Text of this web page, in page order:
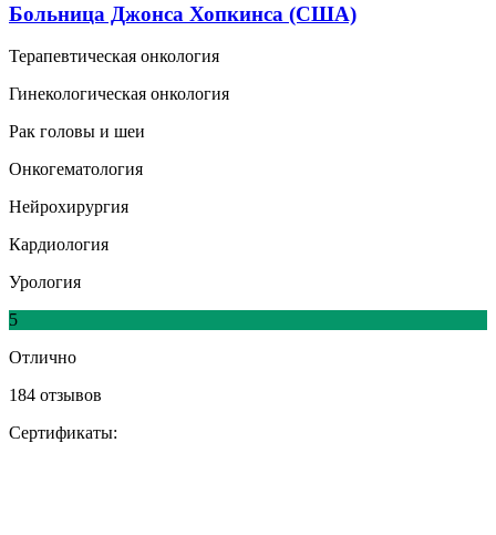
Больница Джонса Хопкинса (США)
Терапевтическая онкология
Гинекологическая онкология
Рак головы и шеи
Онкогематология
Нейрохирургия
Кардиология
Урология
5
Отлично
184 отзывов
Сертификаты: